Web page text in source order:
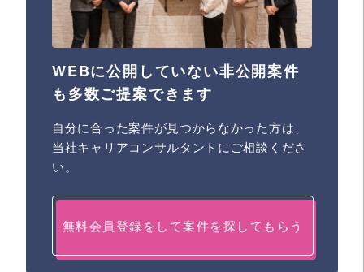
WEBに公開していない非公開案件
も多数ご提案できます
自分に合った案件が見つからなかった方は、
当社キャリアコンサルタントにご相談くださ
い。
無料会員登録をして案件を探してもらう